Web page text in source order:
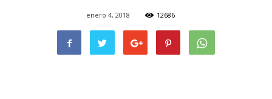
enero 4, 2018 12686